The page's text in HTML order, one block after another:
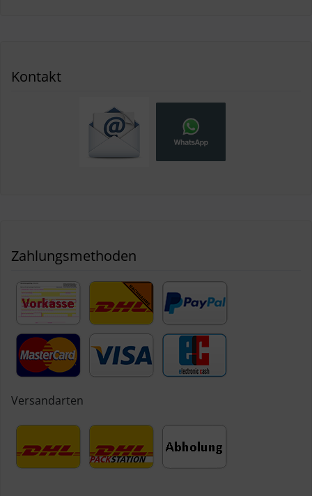
Kontakt
Zahlungsmethoden
Versandarten